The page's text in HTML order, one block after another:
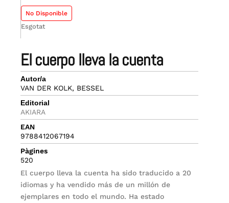
el cuerpo lleva la cuenta
Autor/a
VAN DER KOLK, BESSEL
Editorial
AKIARA
EAN
9788412067194
Pàgines
520
El cuerpo lleva la cuenta ha sido traducido a 20
idiomas y ha vendido más de un millón de
ejemplares en todo el mundo. Ha estado
No Disponible
Esgotat